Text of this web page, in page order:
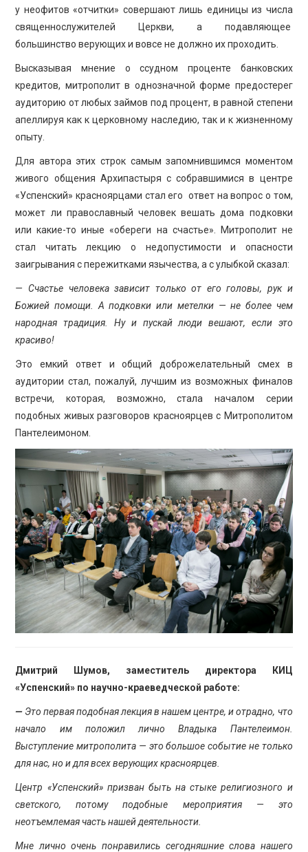
у неофитов «отчитки» совершают лишь единицы из числа
священнослужителей Церкви, а подавляющее
большинство верующих и вовсе не должно их проходить.
Высказывая мнение о ссудном проценте банковских
кредитов, митрополит в однозначной форме предостерег
аудиторию от любых займов под процент, в равной степени
апеллируя как к церковному наследию, так и к жизненному
опыту.
Для автора этих строк самым запомнившимся моментом
живого общения Архипастыря с собравшимися в центре
«Успенский» красноярцами стал его ответ на вопрос о том,
может ли православный человек вешать дома подковки
или какие-то иные «обереги на счастье». Митрополит не
стал читать лекцию о недопустимости и опасности
заигрывания с пережитками язычества, а с улыбкой сказал:
— Счастье человека зависит только от его головы, рук и
Божией помощи. А подковки или метелки — не более чем
народная традиция. Ну и пускай люди вешают, если это
красиво!
Это емкий ответ и общий доброжелательный смех в
аудитории стал, пожалуй, лучшим из возможных финалов
встречи, которая, возможно, стала началом серии
подобных живых разговоров красноярцев с Митрополитом
Пантелеимоном.
Дмитрий Шумов, заместитель директора КИЦ
«Успенский» по научно-краеведческой работе:
— Это первая подобная лекция в нашем центре, и отрадно, что
начало им положил лично Владыка Пантелеимон.
Выступление митрополита — это большое событие не только
для нас, но и для всех верующих красноярцев.
Центр «Успенский» призван быть на стыке религиозного и
светского, потому подобные мероприятия — это
неотъемлемая часть нашей деятельности.
Мне лично очень понравились сегодняшние слова нашего